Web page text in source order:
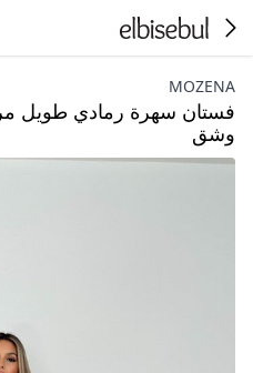
MOZENA
فستان سهرة رمادي طويل
وشق